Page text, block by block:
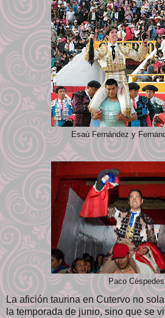
Esaú Fernández y
Paco Céspedes
La afición taurina en Cutervo no
la temporada de junio, sino que se